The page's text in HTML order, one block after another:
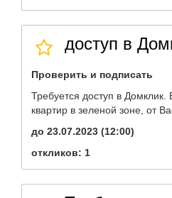
доступ в
Проверить и подписать
Требуется доступ в
квартир в зеленой зоне, от
до 23.07.2023 (12:00)
откликов: 1